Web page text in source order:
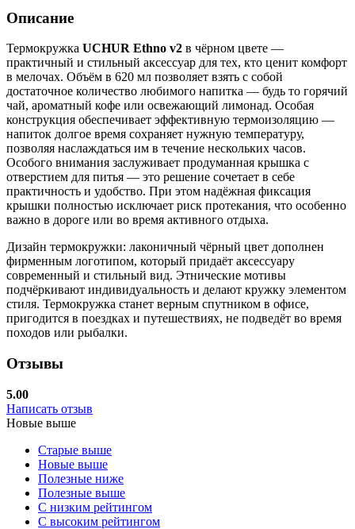
Описание
Термокружка UCHUR Ethno v2 в чёрном цвете —
практичный и стильный аксессуар для тех, кто ценит комфорт
в мелочах. Объём в 620 мл позволяет взять с собой
достаточное количество любимого напитка — будь то горячий
чай, ароматный кофе или освежающий лимонад. Особая
конструкция обеспечивает эффективную термоизоляцию —
напиток долгое время сохраняет нужную температуру,
позволяя наслаждаться им в течение нескольких часов.
Особого внимания заслуживает продуманная крышка с
отверстием для питья — это решение сочетает в себе
практичность и удобство. При этом надёжная фиксация
крышки полностью исключает риск протекания, что особенно
важно в дороге или во время активного отдыха.
Дизайн термокружки: лаконичный чёрный цвет дополнен
фирменным логотипом, который придаёт аксессуару
современный и стильный вид. Этнические мотивы
подчёркивают индивидуальность и делают кружку элементом
стиля. Термокружка станет верным спутником в офисе,
пригодится в поездках и путешествиях, не подведёт во время
походов или рыбалки.
Отзывы
5.00
Написать отзыв
Новые выше
Старые выше
Новые выше
Полезные ниже
Полезные выше
С низким рейтингом
C высоким рейтингом